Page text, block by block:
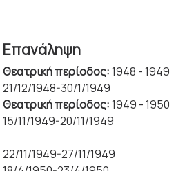
Επανάληψη
Θεατρική περίοδος:1948 - 1949
21/12/1948-30/1/1949
Θεατρική περίοδος:1949 - 1950
15/11/1949-20/11/1949
22/11/1949-27/11/1949